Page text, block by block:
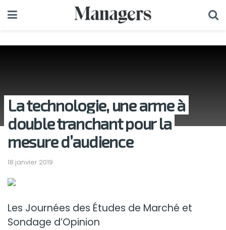
La technologie, une arme à
double tranchant pour la
mesure d’audience
18 janvier 2019
Les Journées des Études de Marché et
Sondage d’Opinion